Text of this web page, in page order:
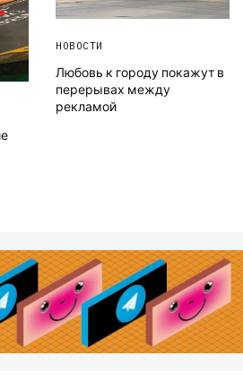
НОВОСТИ
Любовь к городу покажут в
перерывах между
рекламой